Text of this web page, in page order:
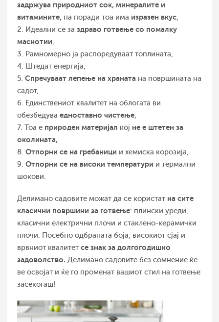
задржува природниот сок, минералите и
витамините, па поради тоа има изразен вкус,
2. Идеални се за здраво готвење со помалку
маснотии,
3. Рамномерно ја распоредуваат топлината,
4. Штедат енергија,
5. Спречуваат лепење на храната на површината на
садот,
6. Единствениот квалитет на облогата ви
обезбедува едноставно чистење,
7. Тоа е природен материјал кој не е штетен за
околината,
8. Отпорни се на гребаници и хемиска корозија,
9. Отпорни се на високи температури и термални
шокови.
Делимано садовите можат да се користат на сите
класични површини за готвење: плински уреди,
класични електрични плочи и стаклено-керамички
плочи. Посебно одбраната боја, високиот сјај и
врвниот квалитет се знак за долгогодишно
задоволство. Делимано садовите без сомнение ќе
ве освојат и ќе го променат вашиот стил на готвење
засекогаш!